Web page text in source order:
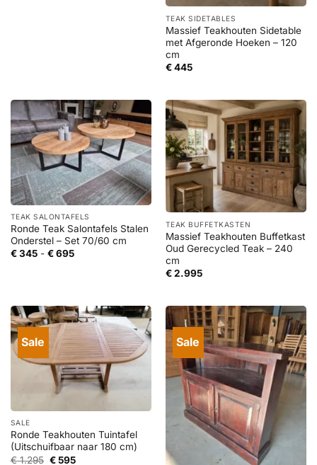
TEAK SIDETABLES
Massief Teakhouten Sidetable
met Afgeronde Hoeken – 120
cm
€445
TEAK SALONTAFELS
Ronde Teak Salontafels Stalen
Onderstel – Set 70/60 cm
€345 - €695Prijsklasse:
TEAK BUFFETKASTEN
Massief Teakhouten Buffetkast
Oud Gerecycled Teak – 240
cm
€2.995
Sale
SALE
Ronde Teakhouten Tuintafel
(Uitschuifbaar naar 180 cm)
€1.295 Oorspronkelijke
€595Huidige
Sale